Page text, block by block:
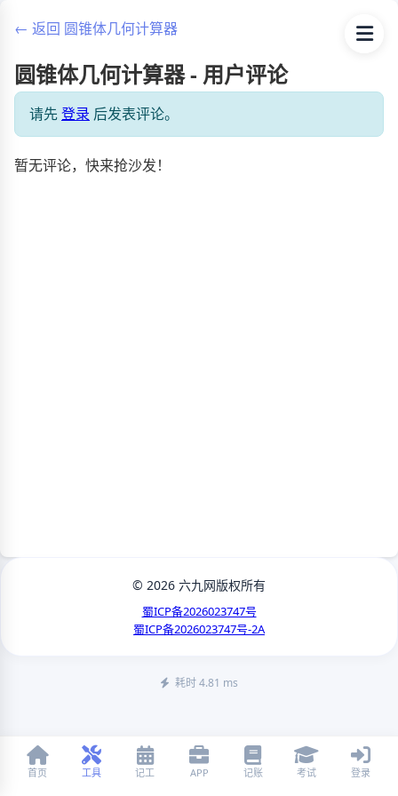
首页 工具 记工 APP 记账 考试 登录
← 返回 圆锥体几何计算器
圆锥体几何计算器 - 用户评论
请先登录 后发表评论。
暂无评论，快来抢沙发！
© 2026 六九网版权所有
蜀ICP备2026023747号
蜀ICP备2026023747号-2A
耗时 4.81 ms